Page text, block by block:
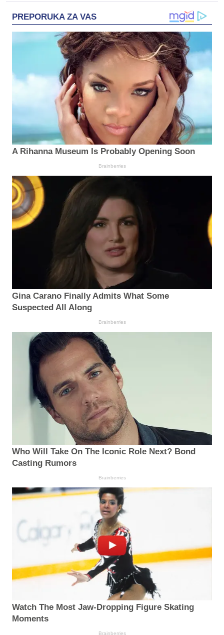
PREPORUKA ZA VAS
A Rihanna Museum Is Probably Opening Soon
Brainberries
Gina Carano Finally Admits What Some
Suspected All Along
Brainberries
Who Will Take On The Iconic Role Next? Bond
Casting Rumors
Brainberries
Watch The Most Jaw‑Dropping Figure Skating
Moments
Brainberries